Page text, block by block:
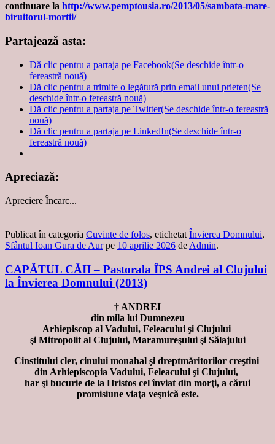
continuare la http://www.pemptousia.ro/2013/05/sambata-mare-
biruitorul-mortii/
Partajează asta:
Dă clic pentru a partaja pe Facebook(Se deschide într-o
fereastră nouă)
Dă clic pentru a trimite o legătură prin email unui prieten(Se
deschide într-o fereastră nouă)
Dă clic pentru a partaja pe Twitter(Se deschide într-o fereastră
nouă)
Dă clic pentru a partaja pe LinkedIn(Se deschide într-o
fereastră nouă)
Apreciază:
Apreciere Încarc...
Publicat în categoria Cuvinte de folos, etichetat Învierea Domnului,
Sfântul Ioan Gura de Aurpe 10 aprilie 2026 de Admin.
CAPĂTUL CĂII – Pastorala ÎPS Andrei al Clujului
la Învierea Domnului (2013)
† ANDREI
din mila lui Dumnezeu
Arhiepiscop al Vadului, Feleacului şi Clujului
şi Mitropolit al Clujului, Maramureşului şi Sălajului
Cinstitului cler, cinului monahal şi dreptmăritorilor creştini
din Arhiepiscopia Vadului, Feleacului şi Clujului,
har şi bucurie de la Hristos cel înviat din morţi, a cărui
promisiune viaţa veşnică este.